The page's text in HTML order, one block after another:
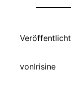
Veröffentlicht
vonIrisine